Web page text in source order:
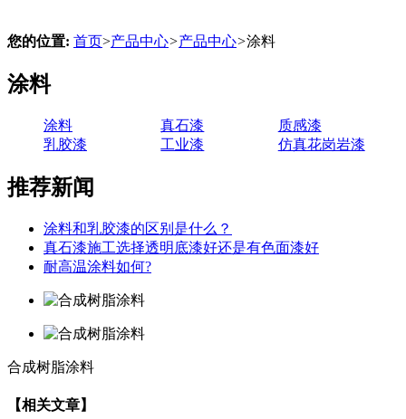
您的位置: 首页>产品中心>产品中心>涂料
涂料
涂料 真石漆
质感漆
乳胶漆
工业漆 仿真花岗岩漆
推荐新闻
涂料和乳胶漆的区别是什么？
真石漆施工选择透明底漆好还是有色面漆好
耐高温涂料如何?
合成树脂涂料
【相关文章】